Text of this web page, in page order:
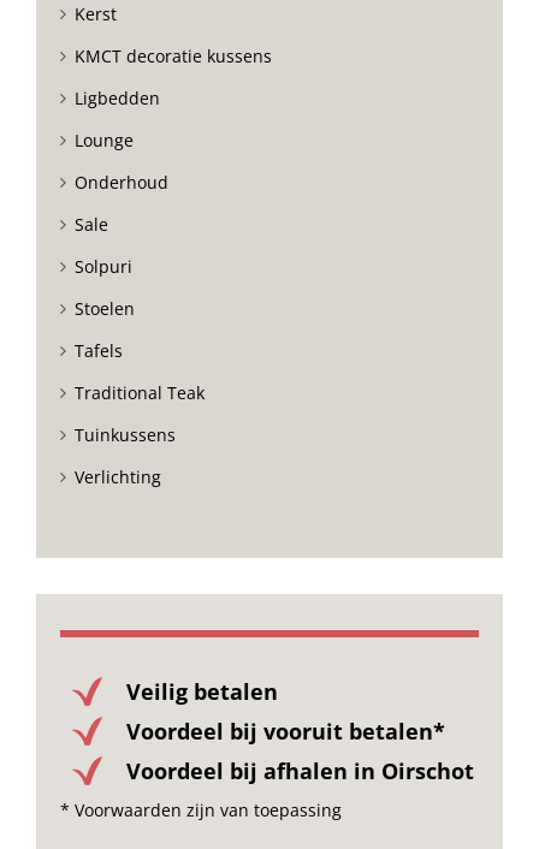
Kerst
KMCT decoratie kussens
Ligbedden
Lounge
Onderhoud
Sale
Solpuri
Stoelen
Tafels
Traditional Teak
Tuinkussens
Verlichting
Veilig betalen
Voordeel bij vooruit betalen*
Voordeel bij afhalen in Oirschot
* Voorwaarden zijn van toepassing